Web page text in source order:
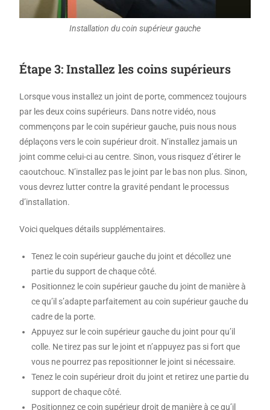
Installation du coin supérieur gauche
Étape 3: Installez les coins supérieurs
Lorsque vous installez un joint de porte, commencez toujours
par les deux coins supérieurs. Dans notre vidéo, nous
commençons par le coin supérieur gauche, puis nous nous
déplaçons vers le coin supérieur droit. N’installez jamais un
joint comme celui-ci au centre. Sinon, vous risquez d’étirer le
caoutchouc. N’installez pas le joint par le bas non plus. Sinon,
vous devrez lutter contre la gravité pendant le processus
d’installation.
Voici quelques détails supplémentaires.
Tenez le coin supérieur gauche du joint et décollez une
partie du support de chaque côté.
Positionnez le coin supérieur gauche du joint de manière à
ce qu’il s’adapte parfaitement au coin supérieur gauche du
cadre de la porte.
Appuyez sur le coin supérieur gauche du joint pour qu’il
colle. Ne tirez pas sur le joint et n’appuyez pas si fort que
vous ne pourrez pas repositionner le joint si nécessaire.
Tenez le coin supérieur droit du joint et retirez une partie du
support de chaque côté.
Positionnez ce coin supérieur droit de manière à ce qu’il